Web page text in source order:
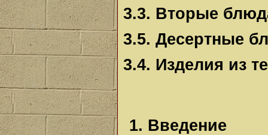
3.3. Вторые
3.5. Десертные
3.4. Изделия из
1. Введение